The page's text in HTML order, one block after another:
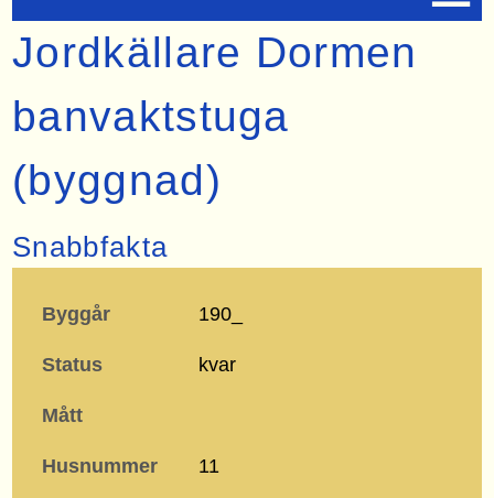
Jordkällare Dormen
banvaktstuga
(byggnad)
Snabbfakta
Byggår 190_
Status kvar
Mått
Husnummer 11